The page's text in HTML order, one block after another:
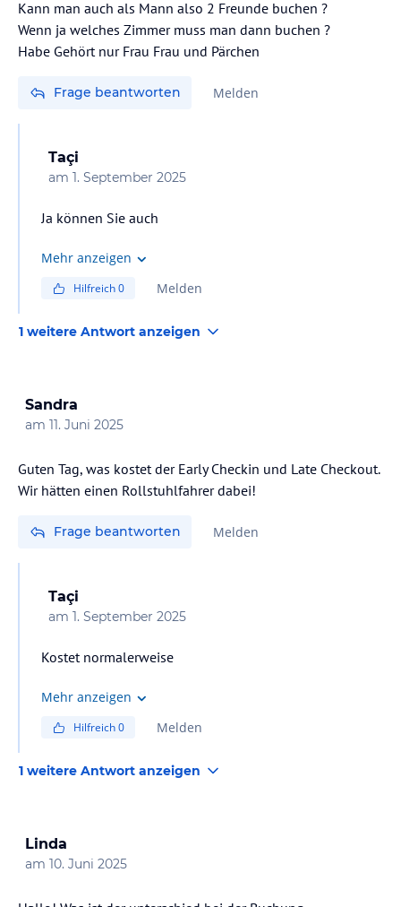
Kann man auch als Mann also 2 Freunde buchen ?
Wenn ja welches Zimmer muss man dann buchen ?
Habe Gehört nur Frau Frau und Pärchen
Frage beantworten Melden
Taçi
am 1. September 2025
Ja können Sie auch
Mehr anzeigen
Hilfreich0 Melden
1 weitere Antwort anzeigen
Sandra
am 11. Juni 2025
Guten Tag, was kostet der Early Checkin und Late Checkout.
Wir hätten einen Rollstuhlfahrer dabei!
Frage beantworten Melden
Taçi
am 1. September 2025
Kostet normalerweise
Mehr anzeigen
Hilfreich0 Melden
1 weitere Antwort anzeigen
Linda
am 10. Juni 2025